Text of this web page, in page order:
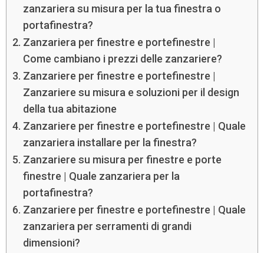
zanzariera su misura per la tua finestra o
portafinestra?
Zanzariera per finestre e portefinestre |
Come cambiano i prezzi delle zanzariere?
Zanzariere per finestre e portefinestre |
Zanzariere su misura e soluzioni per il design
della tua abitazione
Zanzariere per finestre e portefinestre | Quale
zanzariera installare per la finestra?
Zanzariere su misura per finestre e porte
finestre | Quale zanzariera per la
portafinestra?
Zanzariere per finestre e portefinestre | Quale
zanzariera per serramenti di grandi
dimensioni?